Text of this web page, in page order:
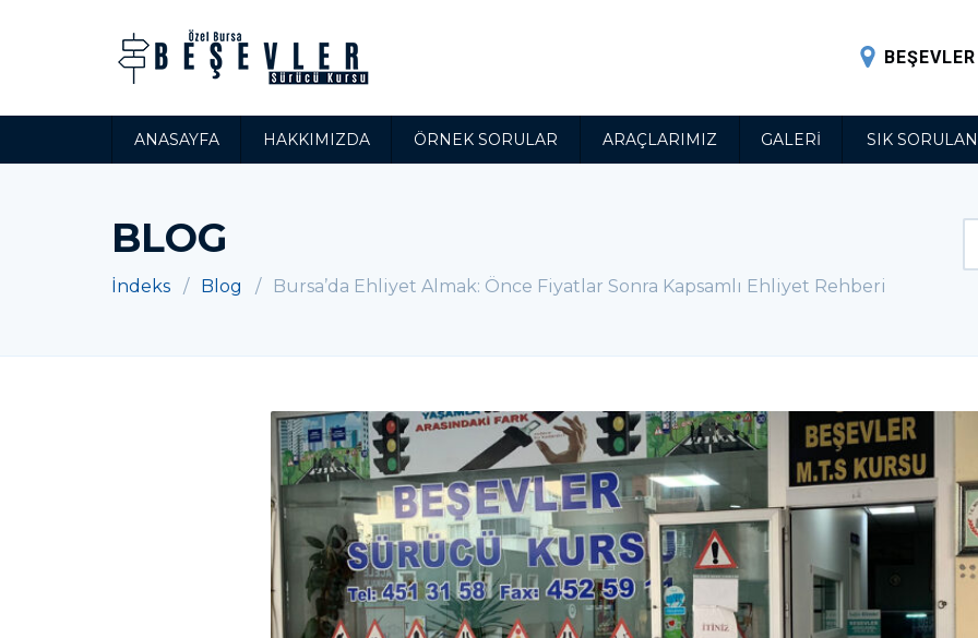
ANASAYFA HAKKIMIZDA ÖRNEK SORULAR ARAÇLARIMIZ GALERI SIK
BLOG
İndeks Blog Bursa’da Ehliyet Almak: Önce Fiyatlar Sonra Kapsamlı Ehliyet Rehberi